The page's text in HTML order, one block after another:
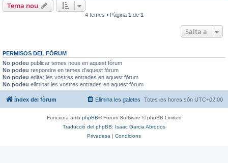
Tema nou
4 temes • Pàgina 1 de 1
Salta a
PERMISOS DEL FÒRUM
No podeu publicar temes nous en aquest fòrum
No podeu respondre en temes d’aquest fòrum
No podeu editar les vostres entrades en aquest fòrum
No podeu eliminar les vostres entrades en aquest fòrum
Índex del fòrum Totes les hores són UTC+02:00
Elimina les galetes
Funciona amb phpBB® Forum Software © phpBB Limited
Traducció del phpBB: Isaac Garcia Abrodos
Privadesa | Condicions